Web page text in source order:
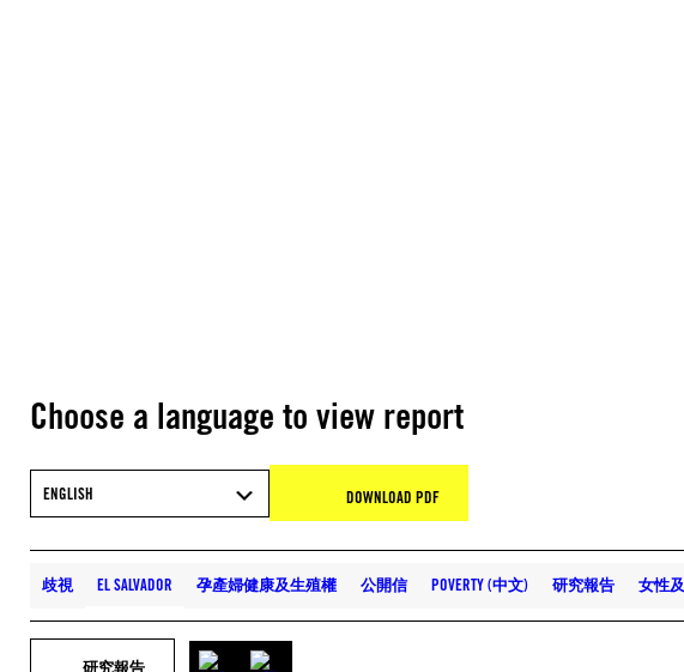
Choose a language to view report
ENGLISH DOWNLOAD PDF
歧視 EL SALVADOR 孕產婦健康及生殖權 公開信 POVERTY (中文) 研究報告 女性
研究報告